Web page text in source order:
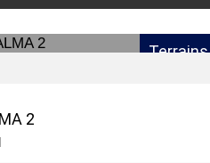
Terrains
2